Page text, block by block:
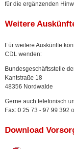
für die ergänzenden
Weitere
Für weitere Auskünfte
CDL wenden:
Bundesgeschäftsstelle
Kantstraße 18
48356 Nordwalde
Gerne auch telefonisch
Fax: 0 25 73 - 97 99 392
Download